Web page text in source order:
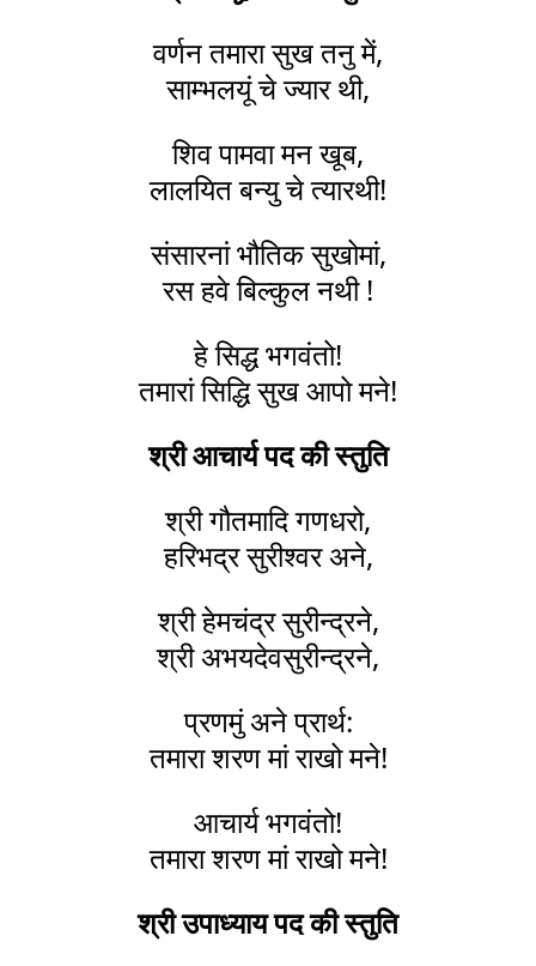
वर्णन तमारा सुख तनु में,
साम्भलयूं चे ज्यार थी,
शिव पामवा मन खूब,
लालयित बन्यु चे त्यारथी!
संसारनां भौतिक सुखोमां,
रस हवे बिल्कुल नथी !
हे सिद्ध भगवंतो!
तमारां सिद्धि सुख आपो मने!
श्री आचार्य पद की स्तुति
श्री गौतमादि गणधरो,
हरिभद्र सुरीश्वर अने,
श्री हेमचंद्र सुरीन्द्रने,
श्री अभयदेवसुरीन्द्रने,
प्रणमुं अने प्रार्थ:
तमारा शरण मां राखो मने!
आचार्य भगवंतो!
तमारा शरण मां राखो मने!
श्री उपाध्याय पद की स्तुति